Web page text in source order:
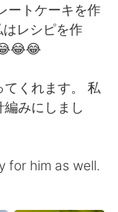
ートケーキを作
レシピを作
くれます。 私
みにしまし
for him as well.